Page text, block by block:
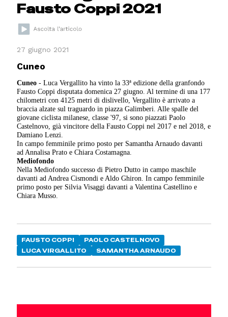
Fausto Coppi 2021
27 giugno 2021
Cuneo
Cuneo - Luca Vergallito ha vinto la 33ª edizione della granfondo
Fausto Coppi disputata domenica 27 giugno. Al termine di una 177
chilometri con 4125 metri di dislivello, Vergallito è arrivato a
braccia alzate sul traguardo in piazza Galimberi. Alle spalle del
giovane ciclista milanese, classe '97, si sono piazzati Paolo
Castelnovo, già vincitore della Fausto Coppi nel 2017 e nel 2018, e
Damiano Lenzi.
In campo femminile primo posto per Samantha Arnaudo davanti
ad Annalisa Prato e Chiara Costamagna.
Mediofondo
Nella Mediofondo successo di Pietro Dutto in campo maschile
davanti ad Andrea Cismondi e Aldo Ghiron. In campo femminile
primo posto per Silvia Visaggi davanti a Valentina Castellino e
Chiara Musso.
FAUSTO COPPI
PAOLO CASTELNOVO
LUCA VIRGALLITO
SAMANTHA ARNAUDO